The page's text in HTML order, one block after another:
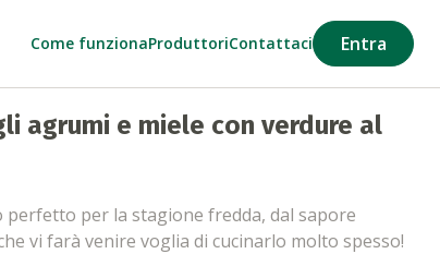
Come funzionaProduttoriContattaci Entra
agrumi e miele con verdure al
perfetto per la stagione fredda, dal sapore
vi farà venire voglia di cucinarlo molto spesso!